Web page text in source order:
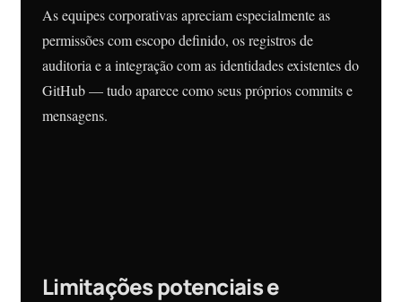
As equipes corporativas apreciam especialmente as
permissões com escopo definido, os registros de
auditoria e a integração com as identidades existentes do
GitHub — tudo aparece como seus próprios commits e
mensagens.
Limitações potenciais e